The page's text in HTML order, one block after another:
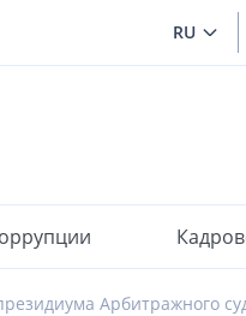
RU
Арбитражного